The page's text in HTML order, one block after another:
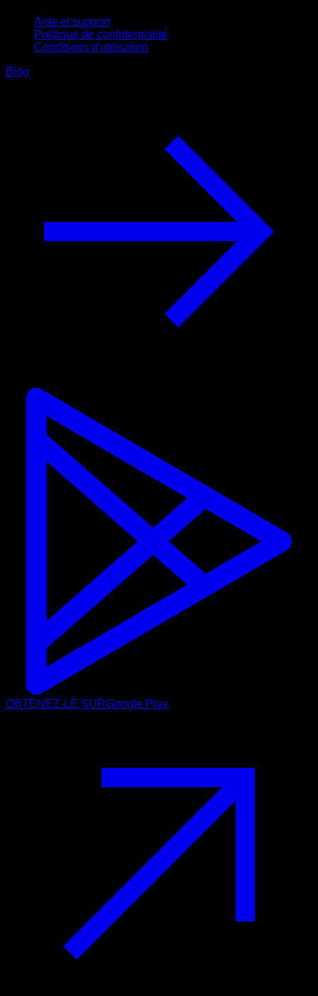
Aide et support
Politique de confidentialité
Conditions d'utilisation
Blog
OBTENEZ-LE SURGoogle Play